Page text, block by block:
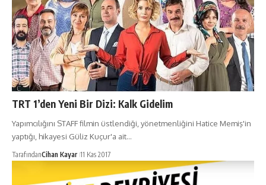
TRT 1’den Yeni Bir Dizi: Kalk Gidelim
Yapımcılığını STAFF filmin üstlendiği, yönetmenliğini Hatice Memiş'in
yaptığı, hikayesi Güliz Kuçur'a ait…
TarafındanCihan Kayar 11 Kas 2017